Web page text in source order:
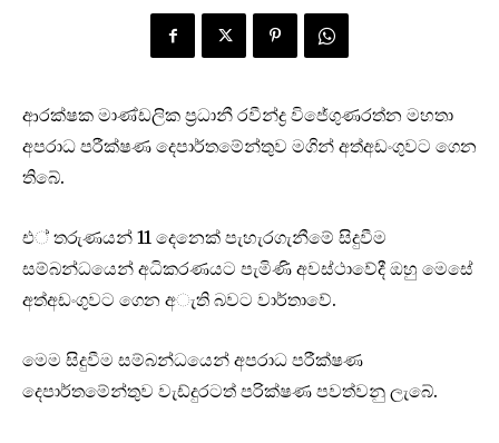
ආරක්ෂක මාණ්ඩලික ප්‍රධානී රවීන්ද්‍ර විජේගුණරත්න මහතා
අපරාධ පරීක්ෂණ ‌‌‌‌‌‌දෙපාර්තමේන්තුව මගින් අත්අඩංගුවට ගෙන
තිබේ.
එ් තරුණයන් 11 දෙනෙක් පැහැරගැනීමේ සිදුවීම
සම්බන්ධයෙන් අධිකරණයට පැමිණි අවස්ථාවේදී ඔහු මෙසේ
අත්අඩංගුවට ගෙන අැති බවට වාර්තාවේ.
මෙම සිදුවීම සම්බන්ධයෙන් අපරාධ පරීක්ෂණ
දෙපාර්තමේන්තුව වැඩ්දුරටත් පරික්ෂණ පවත්වනු ලැබේ.